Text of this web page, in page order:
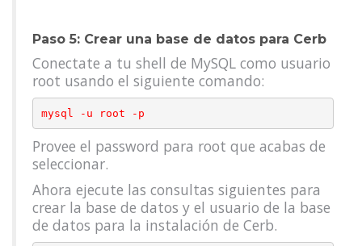
Paso 5: Crear una base de datos para Cerb
Conectate a tu shell de MySQL como usuario
root usando el siguiente comando:
Provee el password para root que acabas de
seleccionar.
Ahora ejecute las consultas siguientes para
crear la base de datos y el usuario de la base
de datos para la instalación de Cerb.